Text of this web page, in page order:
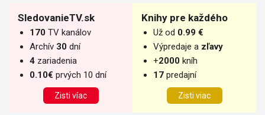
SledovanieTV.sk
170 TV kanálov
Archív 30 dní
4 zariadenia
0.10€ prvých 10 dní
Zisti víac
Knihy pre každého
Už od 0.99 €
Výpredaje a zľavy
+2000 kníh
17 predajní
Zisti viac